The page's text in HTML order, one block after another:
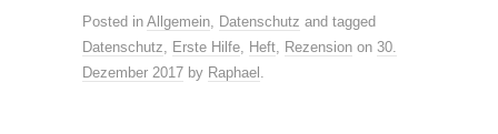
Posted in Allgemein, Datenschutz and tagged
Datenschutz, Erste Hilfe, Heft, Rezension on 30.
Dezember 2017 by Raphael .